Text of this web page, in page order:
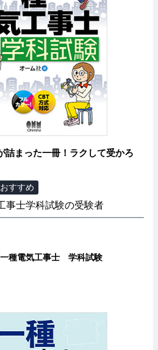
詰まった一冊！ラクして受かろ
すすめ
事士学科試験の受験者
種電気工事士 学科試験